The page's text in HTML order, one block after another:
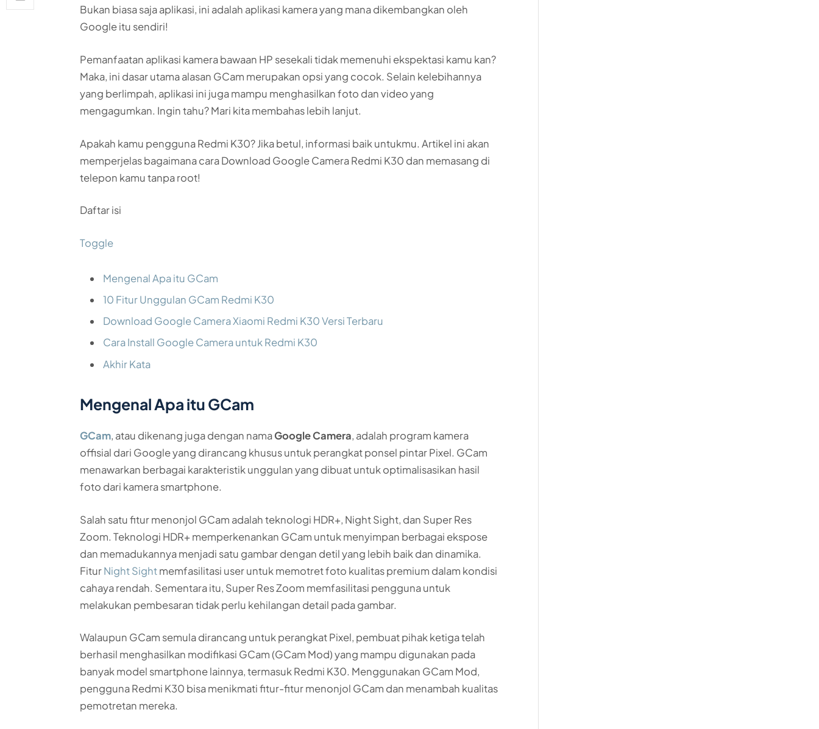
Bukan biasa saja aplikasi, ini adalah aplikasi kamera yang mana dikembangkan oleh
Google itu sendiri!
Pemanfaatan aplikasi kamera bawaan HP sesekali tidak memenuhi ekspektasi kamu kan?
Maka, ini dasar utama alasan GCam merupakan opsi yang cocok. Selain kelebihannya
yang berlimpah, aplikasi ini juga mampu menghasilkan foto dan video yang
mengagumkan. Ingin tahu? Mari kita membahas lebih lanjut.
Apakah kamu pengguna Redmi K30? Jika betul, informasi baik untukmu. Artikel ini akan
memperjelas bagaimana cara Download Google Camera Redmi K30 dan memasang di
telepon kamu tanpa root!
Daftar isi
Toggle
Mengenal Apa itu GCam
10 Fitur Unggulan GCam Redmi K30
Download Google Camera Xiaomi Redmi K30 Versi Terbaru
Cara Install Google Camera untuk Redmi K30
Akhir Kata
Mengenal Apa itu GCam
GCam, atau dikenang juga dengan namaGoogle Camera, adalah program kamera
offisial dari Google yang dirancang khusus untuk perangkat ponsel pintar Pixel. GCam
menawarkan berbagai karakteristik unggulan yang dibuat untuk optimalisasikan hasil
foto dari kamera smartphone.
Salah satu fitur menonjol GCam adalah teknologi HDR+, Night Sight, dan Super Res
Zoom. Teknologi HDR+ memperkenankan GCam untuk menyimpan berbagai ekspose
dan memadukannya menjadi satu gambar dengan detil yang lebih baik dan dinamika.
FiturNight Sightmemfasilitasi user untuk memotret foto kualitas premium dalam kondisi
cahaya rendah. Sementara itu, Super Res Zoom memfasilitasi pengguna untuk
melakukan pembesaran tidak perlu kehilangan detail pada gambar.
Walaupun GCam semula dirancang untuk perangkat Pixel, pembuat pihak ketiga telah
berhasil menghasilkan modifikasi GCam (GCam Mod) yang mampu digunakan pada
banyak model smartphone lainnya, termasuk Redmi K30. Menggunakan GCam Mod,
pengguna Redmi K30 bisa menikmati fitur-fitur menonjol GCam dan menambah kualitas
pemotretan mereka.